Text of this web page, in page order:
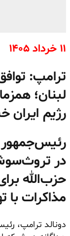
۱۱ خرداد ۱۴۰۵
ترامپ:
لبنان؛
رژیم ایران
رئیس‌جمهور
در
حزب‌الله
مذاکرات با
دونالد ترامپ،